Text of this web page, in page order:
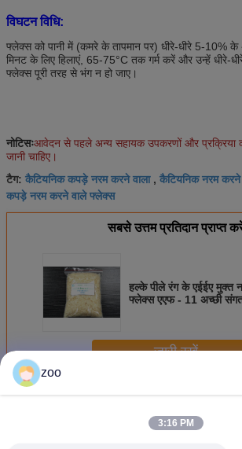
विघटन विधि:
फ्लेक्स को पानी में (कमरे के तापमान पर) धीरे-धीरे 5-10% के
मिनट के लिए हिलाएं, 65-75°C तक गर्म करें और उन्हें धीरे-
फ्लेक्स पूरी तरह से भंग न हो जाए।
नोटिसःआवेदन से पहले अन्य सहायक उपकरणों और प्रक्रिया
जानी चाहिए।
टैग: कैटियनिक कपड़े नरम करने वाला, कैटियनिक नरम करने
कपड़े नरम करने वाले फ्लेक्स
सबसे उत्तम प्रतिदान प्राप्त
हल्के पीले रंग के एईईए मुक्त
फ्लेक्स एएफ - 11 अच्छी
जारी रखें
अधिकधनायनिक सॉफ़्नर गुच्छे
zoo
3:16 PM